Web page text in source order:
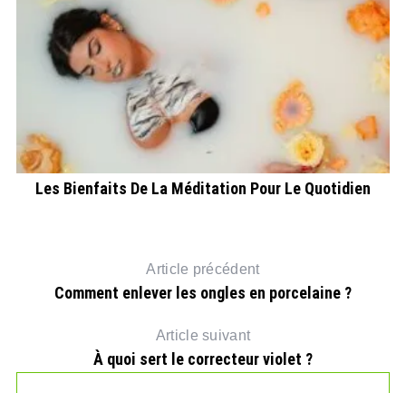
Les Bienfaits De La Méditation Pour Le Quotidien
Article précédent
Comment enlever les ongles en porcelaine ?
Article suivant
À quoi sert le correcteur violet ?